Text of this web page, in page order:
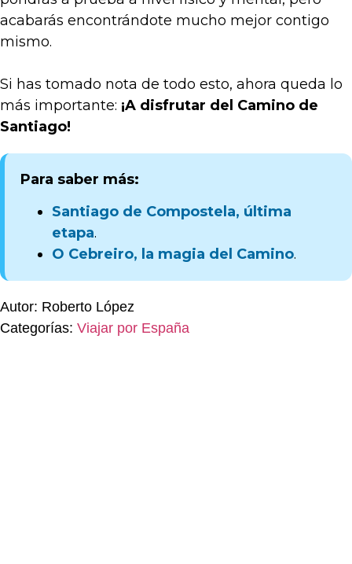
acabarás encontrándote mucho mejor contigo
mismo.
Si has tomado nota de todo esto, ahora queda lo
más importante: ¡A disfrutar del Camino de
Santiago!
Para saber más:
Santiago de Compostela, última
etapa.
O Cebreiro, la magia del Camino.
Autor: Roberto López
Categorías: Viajar por España